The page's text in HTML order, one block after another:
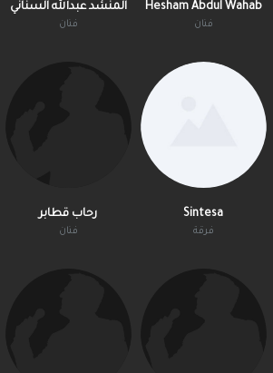
رحاب قطابر
فنان
Sintesa
فرقة
المنشد عبدالله السناني
فنان
Hesham Abdul Wahab
فنان